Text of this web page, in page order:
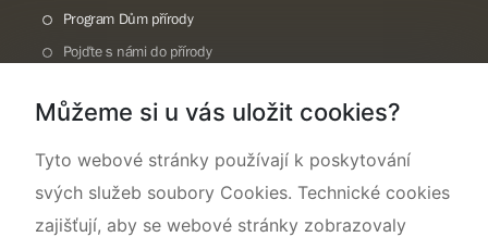
Program Dům přírody
Pojďte s námi do přírody
Rok CHKO pod záštitou České komise pro UNESCO
Můžeme si u vás uložit cookies?
Tyto webové stránky používají k poskytování
svých služeb soubory Cookies. Technické cookies
zajišťují, aby se webové stránky zobrazovaly